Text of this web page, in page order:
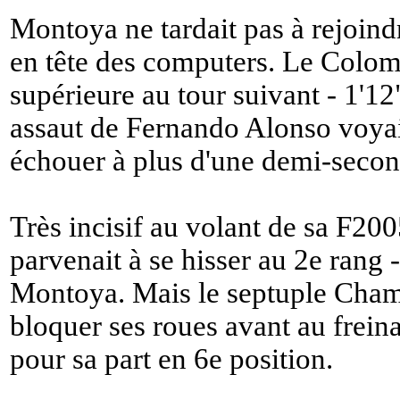
Montoya ne tardait pas à
en tête des computers. Le
supérieure au tour suivant -
assaut de Fernando Alonso
échouer à plus d'une demi-
Très incisif au volant de sa
parvenait à se hisser au 2e
Montoya. Mais le septuple
bloquer ses roues avant au
pour sa part en 6e position.